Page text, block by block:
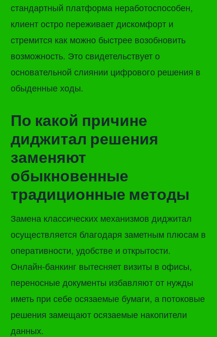
стандартный платформа неработоспособен,
клиент остро переживает дискомфорт и
стремится как можно быстрее возобновить
возможность. Это свидетельствует о
основательной слиянии цифрового решения в
обыденные ходы.
По какой причине
диджитал решения
заменяют
обыкновенные
традиционные методы
Замена классических механизмов диджитал
осуществляется благодаря заметным плюсам в
оперативности, удобстве и открытости.
Онлайн-банкинг вытесняет визиты в офисы,
переносные документы избавляют от нужды
иметь при себе осязаемые бумаги, а потоковые
решения замещают осязаемые накопители
данных.